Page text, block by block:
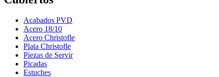
Acabados PVD
Acero 18/10
Acero Christofle
Plata Christofle
Piezas de Servir
Picadas
Estuches